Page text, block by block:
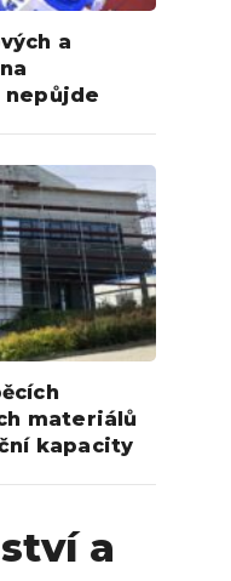
a
a
materiálů
kapacity